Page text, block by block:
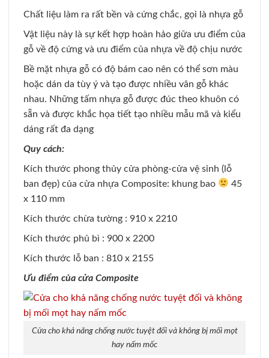
Chất liệu làm ra rất bền và cứng chắc, gọi là nhựa gỗ
Vật liệu này là sự kết hợp hoàn hảo giữa ưu điểm của
gỗ về độ cứng và ưu điểm của nhựa về độ chịu nước
Bề mặt nhựa gỗ có độ bám cao nên có thể sơn màu
hoặc dán da tùy ý và tạo được nhiều vân gỗ khác
nhau. Những tấm nhựa gỗ được đúc theo khuôn có
sẵn và được khắc họa tiết tạo nhiều mẫu mã và kiểu
dáng rất đa dạng
Quy cách:
Kích thước phong thủy cửa phòng-cửa vệ sinh (lỗ
ban đẹp) của cửa nhựa Composite: khung bao
45
x 110 mm
Kích thước chừa tường : 910 x 2210
Kích thước phủ bì : 900 x 2200
Kích thước lỗ ban : 810 x 2155
Ưu điểm của cửa Composite
Cửa cho khả năng chống nước tuyệt đối và không bị mối mọt
hay nấm mốc